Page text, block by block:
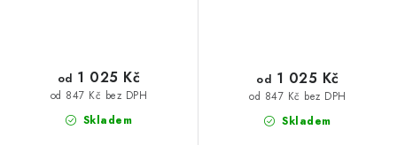
Skladem
od 847 Kč bez DPH
od 1 025 Kč
Skladem
od 847 Kč bez DPH
od 1 025 Kč